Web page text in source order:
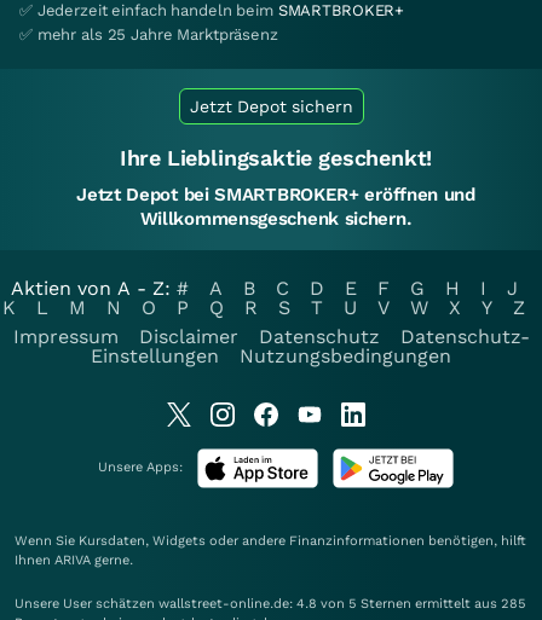
✅ Jederzeit einfach handeln beim SMARTBROKER+
✅ mehr als 25 Jahre Marktpräsenz
Jetzt Depot sichern
Ihre Lieblingsaktie geschenkt!
Jetzt Depot bei SMARTBROKER+ eröffnen und
Willkommensgeschenk sichern.
Aktien von A - Z: # A B C D E F G H I
J
K
L M N O P Q R S T U V W X Y
Z
Impressum
Disclaimer Datenschutz
Datenschutz-
Einstellungen
Nutzungsbedingungen
Unsere Apps:
Wenn Sie Kursdaten, Widgets oder andere Finanzinformationen benötigen, hilft
Ihnen ARIVA gerne.
Unsere User schätzen wallstreet-online.de: 4.8 von 5 Sternen ermittelt aus 285